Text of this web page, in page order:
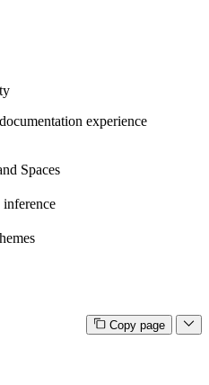
experience
Spaces
inference
Copy page